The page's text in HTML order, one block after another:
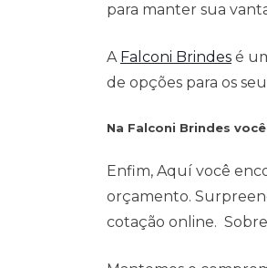
para manter sua
A Falconi Brindes é
de opções para os
Na Falconi Brindes
Enfim, Aquí você
orçamento.
cotação online.